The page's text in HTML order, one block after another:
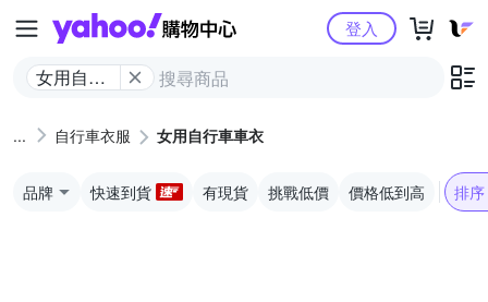
Yahoo購物中心
女用自行
登入
自行車衣服 女用自行車車衣
品牌 快速到貨 有現貨 挑戰低價 價格低到高 排序